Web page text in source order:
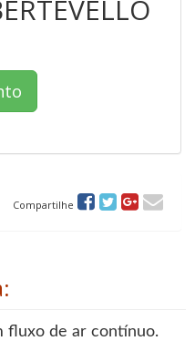
Compartilhe
fluxo de ar contínuo.